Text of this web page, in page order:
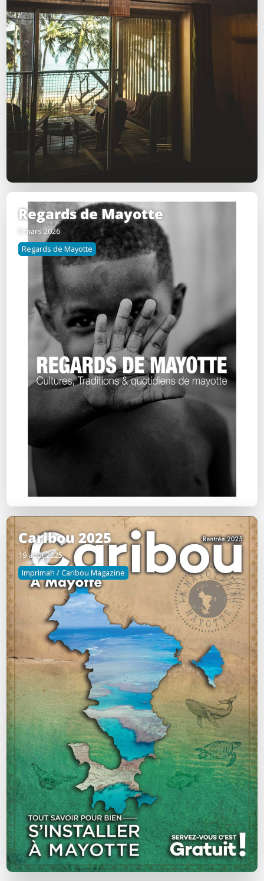
Regards de Mayotte
5 mars 2026
Regards de Mayotte
Caribou 2025
19 août 2025
Imprimah / Caribou Magazine